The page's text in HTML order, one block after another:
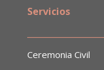
Servicios
Ceremonia Civil